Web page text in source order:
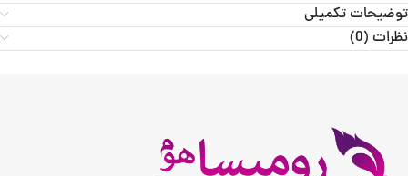
توضیحات تکمیلی
نظرات (0)